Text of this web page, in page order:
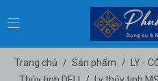
Trang chủ / Sản phẩm / LY -